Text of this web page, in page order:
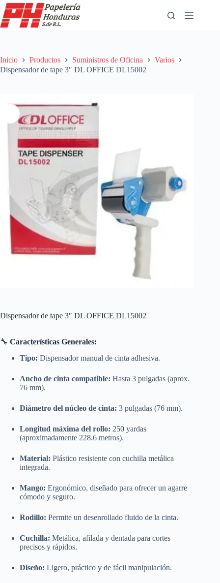
Saltar
al
contenido
Inicio Productos Suministros de Oficina
Varios
Dispensador de tape 3″ DL OFFICE DL15002
Dispensador de tape 3″ DL OFFICE DL15002
🔧 Características Generales:
Tipo: Dispensador manual de cinta adhesiva.
Ancho de cinta compatible: Hasta 3 pulgadas (aprox.
76 mm).
Diámetro del núcleo de cinta: 3 pulgadas (76 mm).
Longitud máxima del rollo: 250 yardas
(aproximadamente 228.6 metros).
Material: Plástico resistente con cuchilla metálica
integrada.
Mango: Ergonómico, diseñado para ofrecer un agarre
cómodo y seguro.
Rodillo: Permite un desenrollado fluido de la cinta.
Cuchilla: Metálica, afilada y dentada para cortes
precisos y rápidos.
Diseño: Ligero, práctico y de fácil manipulación.